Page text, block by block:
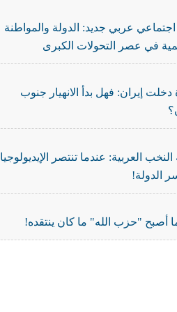
عربي جديد: الدولة والمواطنة
في عصر التحولات الكبرى
دخلت إيران: فهل بدأ الانهيار جنوب
العربية: عندما تنتصر الإيديولوجيا
الدولة!
أصبح "حزب الله" ما كان ينتقده!